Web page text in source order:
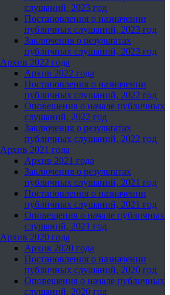
слушаний, 2023 год
Постановления о назначении
публичных слушаний, 2023 год
Заключения о результатах
публичных слушаний, 2023 год
Архив 2022 года
Архив 2022 года
Постановления о назначении
публичных слушаний, 2022 год
Оповещения о начале публичных
слушаний, 2022 год
Заключения о результатах
публичных слушаний, 2022 год
Архив 2021 года
Архив 2021 года
Заключения о результатах
публичных слушаний, 2021 год
Постановления о назначении
публичных слушаний, 2021 год
Оповещения о начале публичных
слушаний, 2021 год
Архив 2020 года
Архив 2020 года
Постановления о назначении
публичных слушаний, 2020 год
Оповещения о начале публичных
слушаний, 2020 год